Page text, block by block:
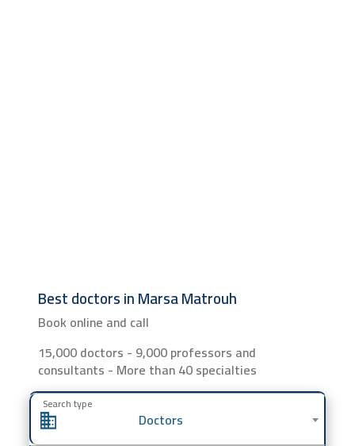
Best doctors in Marsa Matrouh
Book online and call
15,000 doctors - 9,000 professors and
consultants - More than 40 specialties
Search type
Doctors